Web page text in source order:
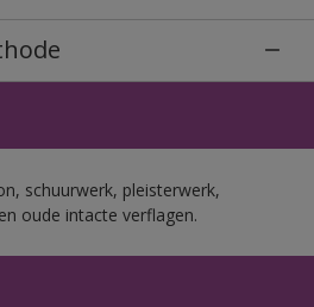
schuurwerk, pleisterwerk,
oude intacte verflagen.